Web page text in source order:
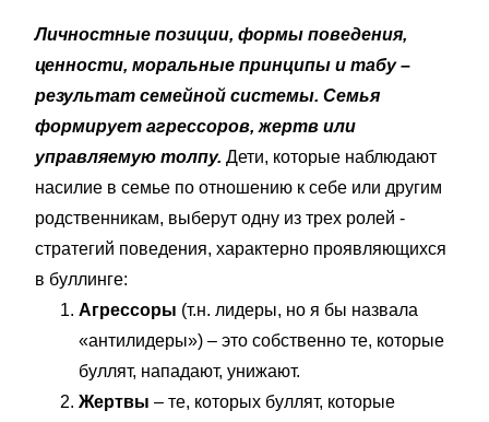
Личностные позиции, формы поведения,
ценности, моральные принципы и табу –
результат семейной системы. Семья
формирует агрессоров, жертв или
управляемую толпу. Дети, которые наблюдают
насилие в семье по отношению к себе или другим
родственникам, выберут одну из трех ролей -
стратегий поведения, характерно проявляющихся
в буллинге:
Агрессоры (т.н. лидеры, но я бы назвала
«антилидеры») – это собственно те, которые
буллят, нападают, унижают.
Жертвы – те, которых буллят, которые